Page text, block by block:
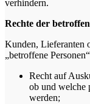
verhindern.
Rechte der
Kunden, Lieferanten
„betroffene
Recht auf
ob und welche
werden;